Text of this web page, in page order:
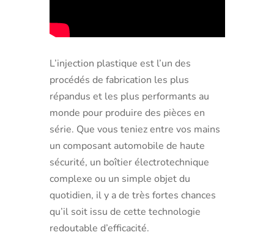
L’injection plastique est l’un des
procédés de fabrication les plus
répandus et les plus performants au
monde pour produire des pièces en
série. Que vous teniez entre vos mains
un composant automobile de haute
sécurité, un boîtier électrotechnique
complexe ou un simple objet du
quotidien, il y a de très fortes chances
qu’il soit issu de cette technologie
redoutable d’efficacité.